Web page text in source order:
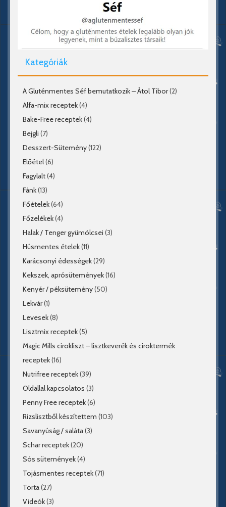
Kategóriák
A Gluténmentes Séf bemutatkozik – Átol Tibor(2)
Alfa-mix receptek(4)
Bake-Free receptek(4)
Bejgli (7)
Desszert-Sütemény(122)
Előétel(6)
Fagylalt(4)
Fánk(13)
Főételek(64)
Főzelékek(4)
Halak / Tenger gyümölcsei (3)
Húsmentes ételek(11)
Karácsonyi édességek(29)
Kekszek, aprósütemények(16)
Kenyér / péksütemény(50)
Lekvár(1)
Levesek(8)
Lisztmix receptek(5)
Magic Mills cirokliszt – lisztkeverék és ciroktermék
receptek(16)
Nutrifree receptek(39)
Oldallal kapcsolatos (3)
Penny Free receptek(6)
Rizslisztből készítettem (103)
Savanyúság / saláta(3)
Schar receptek(20)
Sós sütemények(4)
Tojásmentes receptek(71)
Torta(27)
Videók(3)